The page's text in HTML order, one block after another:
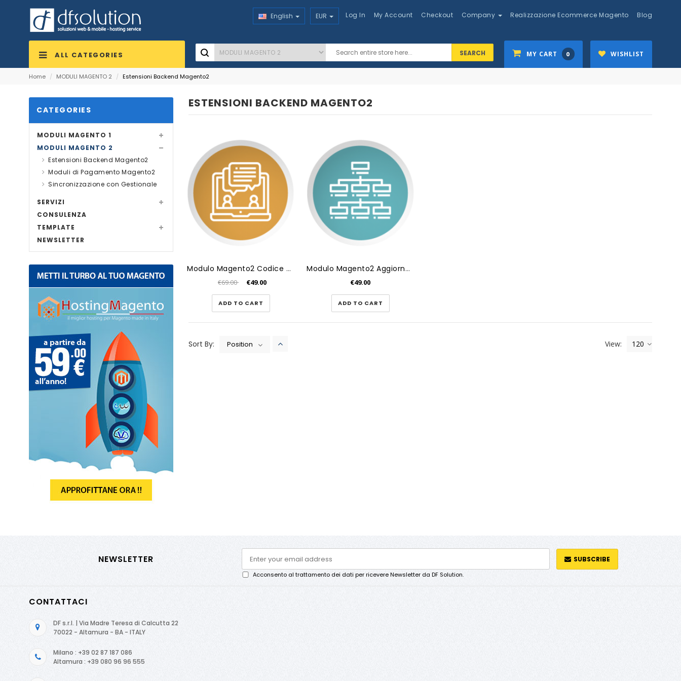
English EUR Log In My Account Checkout Company Realizzazione Ecommerce Magento Blog
ALL CATEGORIES SEARCH MY CART 0 WISHLIST
Home / MODULI MAGENTO 2 / Estensioni Backend Magento2
ESTENSIONI BACKEND MAGENTO2
Modulo Magento2 Codice SDI, Pe...
€69.00 €49.00
ADD TO CART
Modulo Magento2 Aggiorna Massi...
€49.00
ADD TO CART
Sort By: Position View: 120
CATEGORIES
MODULI MAGENTO 1
MODULI MAGENTO 2
Estensioni Backend Magento2
Moduli di Pagamento Magento2
Sincronizzazione con Gestionale
SERVIZI
CONSULENZA
TEMPLATE
NEWSLETTER
NEWSLETTER SUBSCRIBE
Acconsento al trattamento dei dati per ricevere Newsletter da DF Solution.
CONTATTACI
DF s.r.l. | Via Madre Teresa di Calcutta 22
70022 - Altamura - BA - ITALY
Milano : +39 02 87 187 086
Altamura : +39 080 96 96 555